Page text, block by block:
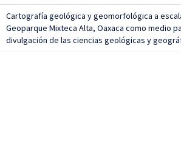
Cartografía geológica y geomorfológica a
Geoparque Mixteca Alta, Oaxaca como medio
divulgación de las ciencias geológicas y